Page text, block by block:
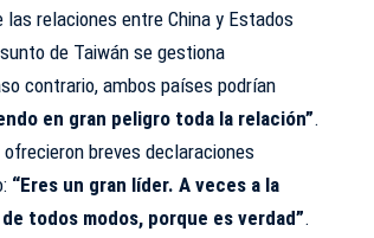
las relaciones entre China y Estados
de Taiwán se gestiona
contrario, ambos países podrían
en gran peligro toda la relación”.
breves declaraciones
“Eres un gran líder. A veces a la
todos modos, porque es verdad”.